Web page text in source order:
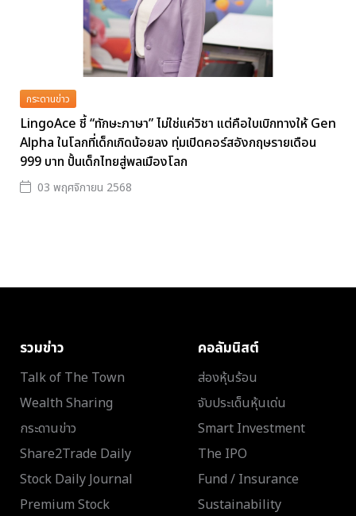
กระดานข่าว
LingoAce ชี้ “ทักษะภาษา” ไม่ใช่แค่วิชา แต่คือใบเบิกทางให้ Gen
Alpha ในโลกที่เด็กเกิดน้อยลง ทุ่มเปิดคอร์สอังกฤษรายเดือน
999 บาท ปั้นเด็กไทยสู่พลเมืองโลก
03 พฤศจิกายน 2568
รวมข่าว
Talk of The Town
Wealth Sharing
กระดานข่าว
Share2Trade Daily
Stock Daily Journal
Premium Stock
คอลัมนิสต์
ส่องหุ้นร้อน
จับประเด็นหุ้นเด่น
Smart Investment
The IPO
Fund / Insurance
Sustainability